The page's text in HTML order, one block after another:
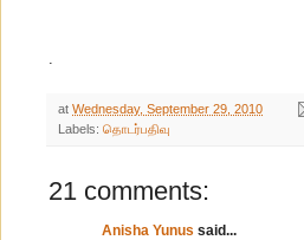
at Wednesday, September 29, 2010
Labels: தொடர்பதிவு
21 comments:
Anisha Yunus said...